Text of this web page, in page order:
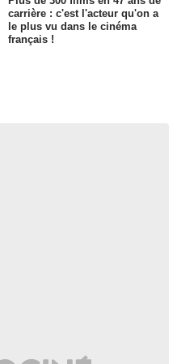
carrière : c'est l'acteur qu'on a
le plus vu dans le cinéma
français !